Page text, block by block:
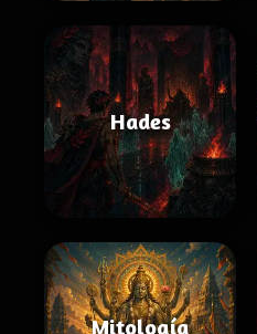
Hades
Mitología